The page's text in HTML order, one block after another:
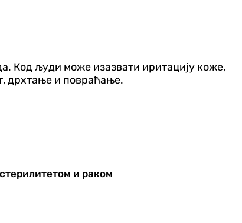
Код људи може изазвати иритацију коже,
дрхтање и повраћање.
и раком